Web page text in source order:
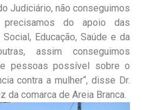
Judiciário, não conseguimos
do apoio das
Educação, Saúde e da
assim conseguimos
pessoas possível sobre o
contra a mulher“, disse Dr.
da comarca de Areia Branca.